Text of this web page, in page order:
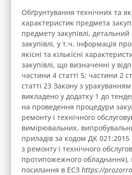
Обґрунтування технічних та
характеристик предмета
предмету закупівлі,
закупівлі, у т.ч. інформація
якісні та кількісні
закупівлі, що визначенні у
частини 4 статті 5; частини 2
статті 23 Закону з
викладено у додатку 1 до
на проведення процедури
ремонту і технічного
вимірювальних,
приладів за кодом ДК 021:2015
з ремонту і технічного
протипожежного
посилання в ЕСЗ https://